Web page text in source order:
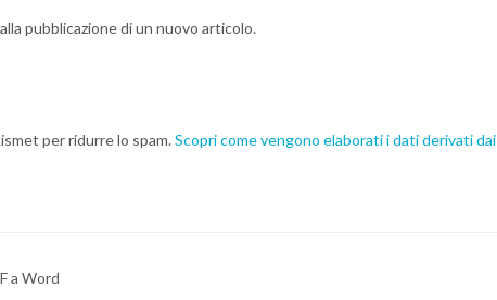
pubblicazione di un nuovo articolo.
per ridurre lo spam.Scopri come vengono elaborati i dati derivati dai
a Word